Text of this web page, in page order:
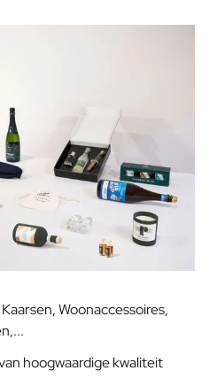
Woonaccessoires,
hoogwaardige kwaliteit